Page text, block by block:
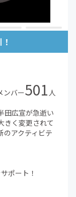
ンバー501 人
田広宣が急逝い
きく変更されて
のアクティビテ
ポート！